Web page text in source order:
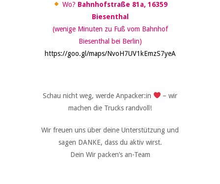
Wo? Bahnhofstraße 81a, 16359
Biesenthal
(wenige Minuten zu Fuß vom Bahnhof
Biesenthal bei Berlin)
https://goo.gl/maps/NvoH7UV1kEmzS7yeA
Schau nicht weg, werde Anpacker:in
– wir
machen die Trucks randvoll!
Wir freuen uns über deine Unterstützung und
sagen DANKE, dass du aktiv wirst.
Dein Wir packen’s an-Team